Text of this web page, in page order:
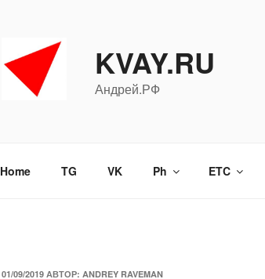
KVAY.RU
Андрей.РФ
Home TG VK Ph ETC
ОПУБЛИКОВАНО
01/09/2019 АВТОР: ANDREY RAVEMAN